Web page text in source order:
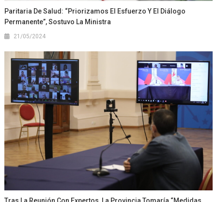
Paritaria De Salud: “Priorizamos El Esfuerzo Y El Diálogo
Permanente”, Sostuvo La Ministra
21/05/2024